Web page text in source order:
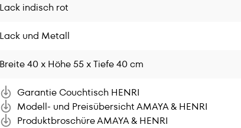
Lack indisch rot
Lack und Metall
Breite 40 x Höhe 55 x Tiefe 40 cm
Garantie Couchtisch HENRI
Modell- und Preisübersicht AMAYA & HENRI
Produktbroschüre AMAYA & HENRI